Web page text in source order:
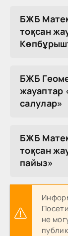
БЖБ
тоқсан
БЖБ
жауаптар
салулар»
БЖБ
тоқсан
пайыз»
не